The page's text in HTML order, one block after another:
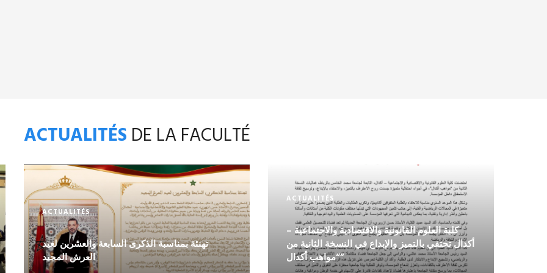
ACTUALITÉS DE LA FACULTÉ
ACTUALITÉS
تهنئة بمناسبة الذكرى السابعة والعشرين لعيد
العرش المجيد
ACTUALITÉS
كلية العلوم القانونية والاقتصادية والاجتماعية –
أكدال تحتفي بالتميز والإبداع في النسخة الثانية من
“مواهب أكدال”